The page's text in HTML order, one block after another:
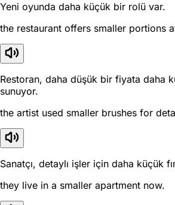
Yeni oyunda daha küçük bir rolü var.
the restaurant offers smaller portions
Restoran, daha düşük bir fiyata daha
sunuyor.
the artist used smaller brushes for
Sanatçı, detaylı işler için daha küçük
they live in a smaller apartment now.